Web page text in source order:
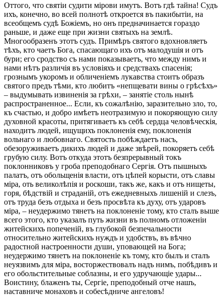
Оттого, что святіи судити мірови имутъ. Вотъ гдѣ тайна! Судъ
ихъ, конечно, во всей полнотѣ откроется въ пакибытіи, на
всеобщемъ судѣ Божіемъ, но онъ предначинается гораздо
раньше, и даже еще при жизни святыхъ на землѣ.
Многообразенъ этотъ судъ. Примѣръ святого вдохновляетъ
тѣхъ, кто чаетъ Бога, спасающаго ихъ отъ малодушія и отъ
бури; его сродство съ нами показываетъ, что между нимъ и
нами нѣтъ различія въ условіяхъ и средствахъ спасенія;
грознымъ укоромъ и обличеніемъ лукавства стоитъ образъ
святого предъ тѣми, кто любитъ «непщевати вины о грѣсѣхъ»
– выдумывать извиненія за грѣхи, – занятіе столь нынѣ
распространенное... Если, къ сожалѣнію, заразительно зло, то,
къ счастью, и добро имѣетъ неотразимую и покоряющую силу
духовной красоты, притягиваетъ къ себѣ сердца человѣческія,
находитъ людей, ищущихъ поклоненія ему, поклоненія
вольнаго и любовнаго. Святость побѣждаетъ насъ,
обезоруживаетъ дикихъ людей и даже звѣрей, покоряетъ себѣ
грубую силу. Вотъ откуда этотъ безпрерывный токъ
поклонниковъ у гроба преподобнаго Сергія. Отъ пышныхъ
палатъ, отъ обольщенія власти, отъ цѣпей корысти, отъ славы
міра, оть великолѣпія и роскоши, такъ же, какъ и отъ нищеты,
горя, бѣдствій и страданій, отъ ежедневныхъ лишеній и слезъ,
отъ труда безъ отдыха и безъ просвѣта къ духу, отъ ударовъ
міра, – неудержимо тянетъ на поклоненіе тому, кто сталъ выше
всего этого, кто указалъ путь жизни въ полномъ отложеніи
житейскихъ попеченій, въ глубокой безпечальности
относительно житейскихъ нуждъ и удобствъ, въ вѣчно
радостной настроенности души, уповающей на Бога;
неудержимо тянетъ на поклоненіе къ тому, кто былъ и сталъ
неуязвимъ для міра, восторжествовалъ надъ нимъ, побѣдивъ и
его обольстительные соблазны, и его удручающіе удары...
Воистину, блаженъ ты, Сергіе, преподобный отче нашъ,
наставниче монаховъ и собесѣдниче ангеловъ!